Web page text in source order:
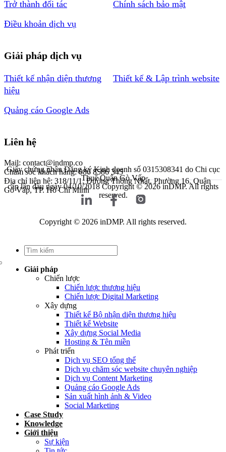
Trở thành đối tác
Chính sách bảo mật
Điều khoản dịch vụ
Giải pháp dịch vụ
Thiết kế nhận diện thương
hiệu
Thiết kế & Lập trình website
Quảng cáo Google Ads
Liên hệ
Mail: contact@indmp.co
Chăm sóc khách hàng: 086 8586 345
Địa chỉ liên hệ: 318/11/1, Đường Thống Nhất, Phường 16, Quận
Gò Vấp, TP. Hồ Chí Minh
Giấy chứng nhận Đăng ký Kinh doanh số 0315308341 do Chi cục
Thuế Quận Gò Vấp
cấp lần đầu ngày 04/10/2018Copyright © 2026 inDMP. All rights
reserved.
Copyright © 2026 inDMP. All rights reserved.
Giải pháp
Chiến lược
Chiến lược thương hiệu
Chiến lược Digital Marketing
Xây dựng
Thiết kế Bộ nhận diện thương hiệu
Thiết kế Website
Xây dựng Social Media
Hosting & Tên miền
Phát triển
Dịch vụ SEO tổng thể
Dịch vụ chăm sóc website chuyên nghiệp
Dịch vụ Content Marketing
Quảng cáo Google Ads
Sản xuất hình ảnh & Video
Social Marketing
Case Study
Knowledge
Giới thiệu
Sự kiện